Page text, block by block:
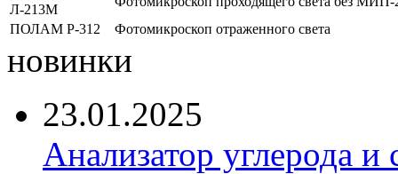
Л-213М
ПОЛАМ Р-312
Фотомикроскоп отраженного света
новинки
23.01.2025
Анализатор углерода